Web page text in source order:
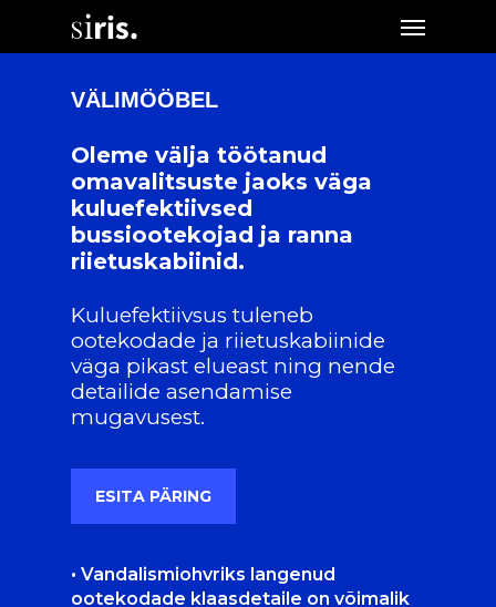
main
Menu
VÄLIMÖÖBEL
Oleme välja töötanud
omavalitsuste jaoks väga
kuluefektiivsed
bussiootekojad ja ranna
riietuskabiinid.
Kuluefektiivsus tuleneb
ootekodade ja riietuskabiinide
väga pikast elueast ning nende
detailide asendamise
mugavusest.
ESITA PÄRING
• Vandalismiohvriks langenud
ootekodade klaasdetaile on võimalik